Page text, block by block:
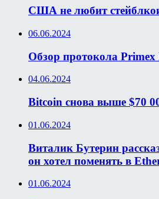
США не любит
06.06.2024
Обзор протокола Primex
04.06.2024
Bitcoin снова выше $70
01.06.2024
Виталик Бутерин
он хотел поменять в
01.06.2024